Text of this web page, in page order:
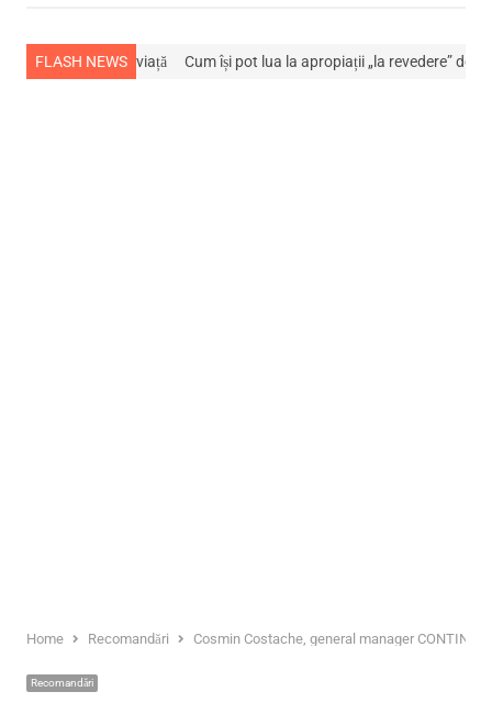
FLASH NEWS
s-a stins din viață Cum își pot lua la apropiații „la revedere” de la…
Home Recomandări Cosmin Costache, general manager
Recomandări